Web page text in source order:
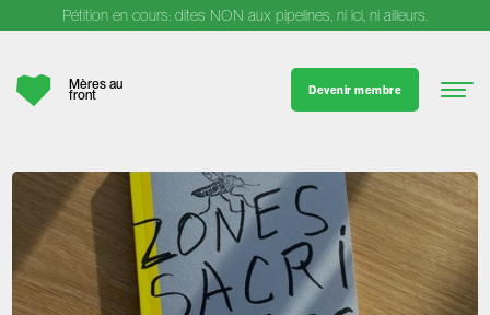
Pétition en cours: dites NON aux pipelines, ni ici, ni ailleurs.
Mères au
front Devenir membre